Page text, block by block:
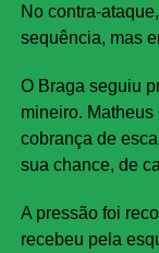
No contra-
sequência, mas
O Braga seguiu
mineiro.
cobrança de
sua chance, de
A pressão foi
recebeu pela